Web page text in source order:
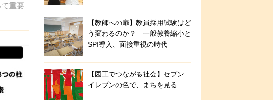
重要
【教師への扉】教員採用試験はど
う変わるのか？ 一般教養縮小と
SPI導入、面接重視の時代
【図工でつながる社会】セブン‐
イレブンの色で、まちを見る